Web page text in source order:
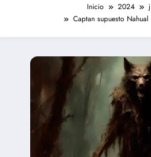
Inicio 2024
Captan supuesto